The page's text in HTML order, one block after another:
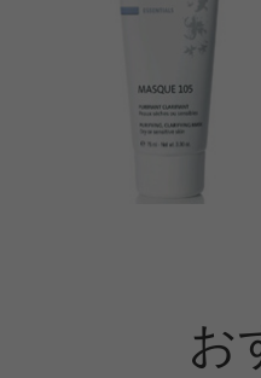
プです。香り
だけでなくデ
すが、お風呂
に流れてしま
も同じでしょ
なく良いのか
お